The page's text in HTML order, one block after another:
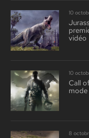
10
vidéo
10
Call
mode
8